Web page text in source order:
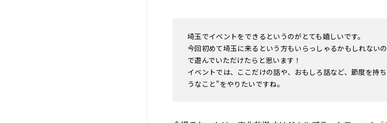
埼玉でイベントをできるというのがとても嬉しいです。
今回初めて埼玉に来るという方もいらっしゃるかもしれない
で遊んでいただけたらと思います！
イベントでは、ここだけの話や、おもしろ話など、節度を持
うなこと”をやりたいですね。